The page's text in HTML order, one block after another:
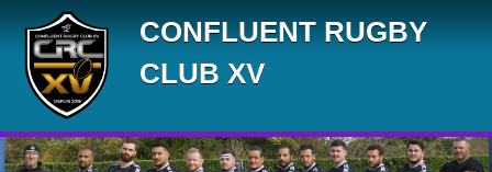
CONFLUENT RUGBY
CLUB XV
Panneau de gestion des cookies